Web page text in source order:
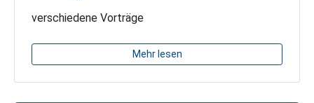
verschiedene Vorträge
Mehr lesen